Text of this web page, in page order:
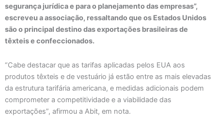
segurança jurídica e para o planejamento das empresas”,
escreveu a associação, ressaltando que os Estados Unidos
são o principal destino das exportações brasileiras de
têxteis e confeccionados.
“Cabe destacar que as tarifas aplicadas pelos EUA aos
produtos têxteis e de vestuário já estão entre as mais elevadas
da estrutura tarifária americana, e medidas adicionais podem
comprometer a competitividade e a viabilidade das
exportações”, afirmou a Abit, em nota.